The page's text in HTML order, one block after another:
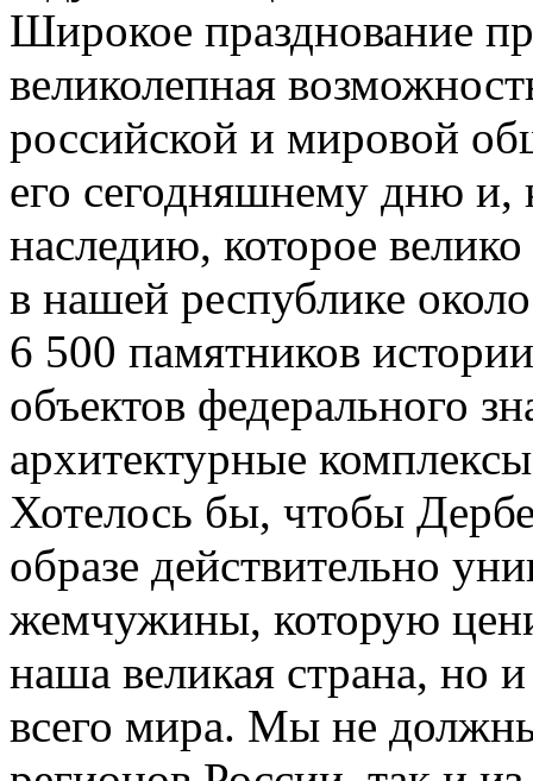
Широкое празднование
великолепная
российской и мировой
его сегодняшнему дню и,
наследию, которое
в нашей республике около
6 500 памятников
объектов федерального
архитектурные
Хотелось бы, чтобы
образе действительно
жемчужины, которую
наша великая страна, но
всего мира. Мы не должны